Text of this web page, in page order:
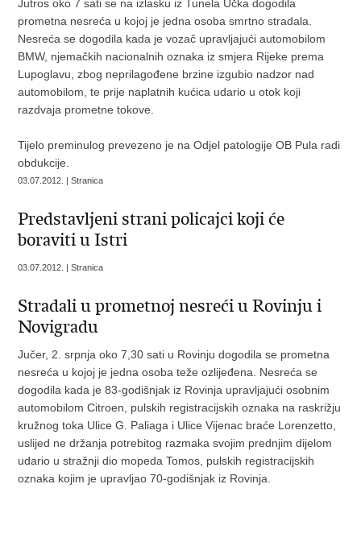
Jutros oko 7 sati se na izlasku iz Tunela Učka dogodila
prometna nesreća u kojoj je jedna osoba smrtno stradala.
Nesreća se dogodila kada je vozač upravljajući automobilom
BMW, njemačkih nacionalnih oznaka iz smjera Rijeke prema
Lupoglavu, zbog neprilagođene brzine izgubio nadzor nad
automobilom, te prije naplatnih kućica udario u otok koji
razdvaja prometne tokove.
Tijelo preminulog prevezeno je na Odjel patologije OB Pula radi
obdukcije.
03.07.2012. | Stranica
Predstavljeni strani policajci koji će
boraviti u Istri
03.07.2012. | Stranica
Stradali u prometnoj nesreći u Rovinju i
Novigradu
Jučer, 2. srpnja oko 7,30 sati u Rovinju dogodila se prometna
nesreća u kojoj je jedna osoba teže ozlijeđena. Nesreća se
dogodila kada je 83-godišnjak iz Rovinja upravljajući osobnim
automobilom Citroen, pulskih registracijskih oznaka na raskrižju
kružnog toka Ulice G. Paliaga i Ulice Vijenac braće Lorenzetto,
uslijed ne držanja potrebitog razmaka svojim prednjim dijelom
udario u stražnji dio mopeda Tomos, pulskih registracijskih
oznaka kojim je upravljao 70-godišnjak iz Rovinja.